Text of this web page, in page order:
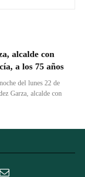
alcalde con
a los 75 años
del lunes 22 de
Garza, alcalde con